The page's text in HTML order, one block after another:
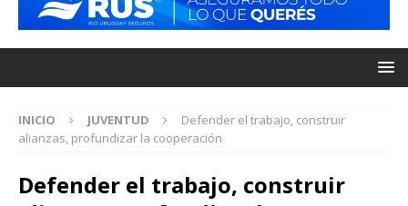
INICIO JUVENTUD
Defender el trabajo, construir
alianzas, profundizar la cooperación
Defender el trabajo, construir